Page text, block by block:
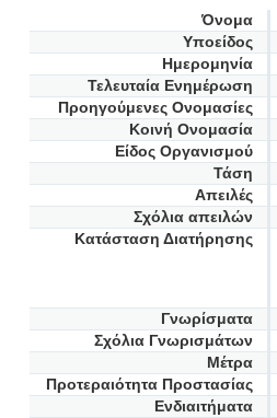
Όνομα
Υποείδος
Ημερομηνία
Τελευταία Ενημέρωση
Προηγούμενες Oνομασίες
Κοινή Ονομασία
Είδος Οργανισμού
Τάση
Απειλές
Σχόλια απειλών
Κατάσταση Διατήρησης
Γνωρίσματα
Σχόλια Γνωρισμάτων
Μέτρα
Προτεραιότητα Προστασίας
Ενδιαιτήματα